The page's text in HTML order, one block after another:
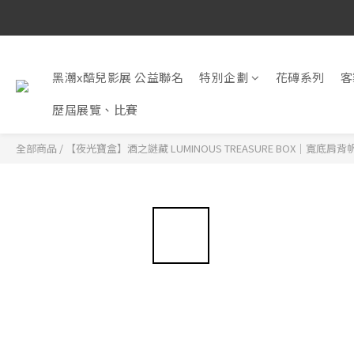
黑潮x酷兒影展 公益聯名 特別企劃 花磚系列
歷屆展覽、比賽
全部商品 / 【夜光寶盒】酒之謎藏 LUMINOUS TREASURE BOX｜寬底肩背